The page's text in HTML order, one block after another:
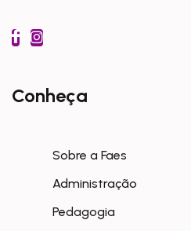
Conheça
Sobre a Faes
Administração
Pedagogia